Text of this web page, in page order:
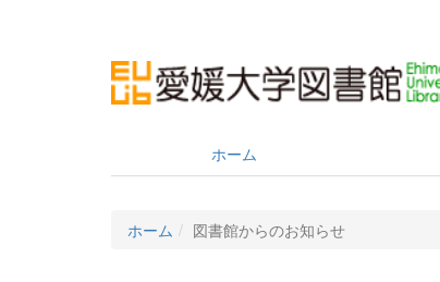
ホーム
ホーム 図書館からのお知らせ